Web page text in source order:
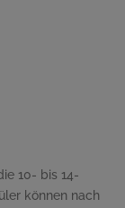
10- bis 14-
können nach